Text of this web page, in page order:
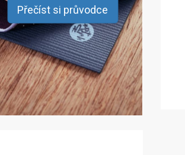
Přečíst si průvodce